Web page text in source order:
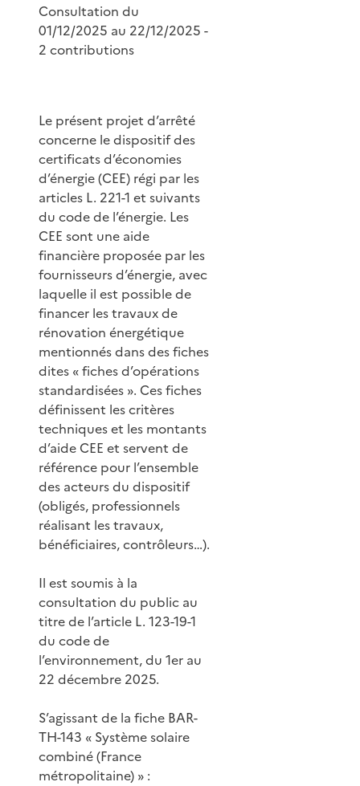
Consultation du
01/12/2025 au 22/12/2025 -
2 contributions
Le présent projet d’arrêté
concerne le dispositif des
certificats d’économies
d’énergie (CEE) régi par les
articles L. 221-1 et suivants
du code de l’énergie. Les
CEE sont une aide
financière proposée par les
fournisseurs d’énergie, avec
laquelle il est possible de
financer les travaux de
rénovation énergétique
mentionnés dans des fiches
dites « fiches d’opérations
standardisées ». Ces fiches
définissent les critères
techniques et les montants
d’aide CEE et servent de
référence pour l’ensemble
des acteurs du dispositif
(obligés, professionnels
réalisant les travaux,
bénéficiaires, contrôleurs…).
Il est soumis à la
consultation du public au
titre de l’article L. 123-19-1
du code de
l’environnement, du 1er au
22 décembre 2025.
S’agissant de la fiche BAR-
TH-143 « Système solaire
combiné (France
métropolitaine) » :